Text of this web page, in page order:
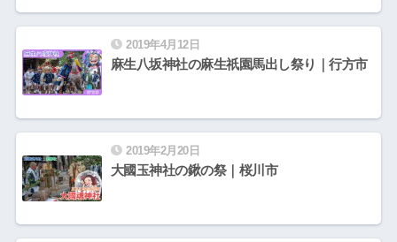
2019年4月12日
麻生八坂神社の麻生祇園馬出し祭り｜行方市
2019年2月20日
大國玉神社の鍬の祭｜桜川市